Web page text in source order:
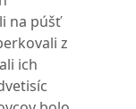
na púšť
z
ich